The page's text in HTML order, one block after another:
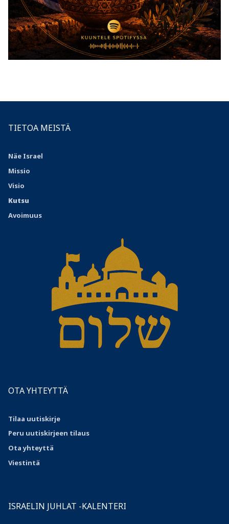
TIETOA MEISTÄ
Näe Israel
Missio
Visio
Kutsu
Avoimuus
OTA YHTEYTTÄ
Tilaa uutiskirje
Peru uutiskirjeen tilaus
Otayhteyttä
Viestintä
ISRAELIN JUHLAT -KALENTERI